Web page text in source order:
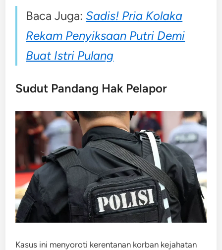
Baca Juga: Sadis! Pria Kolaka
Rekam Penyiksaan Putri Demi
Buat Istri Pulang
Sudut Pandang Hak Pelapor
Kasus ini menyoroti kerentanan korban kejahatan